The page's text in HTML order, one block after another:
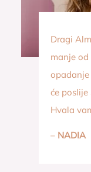
Dragi
manje od
opadanje
će
Hvala
– NADIA